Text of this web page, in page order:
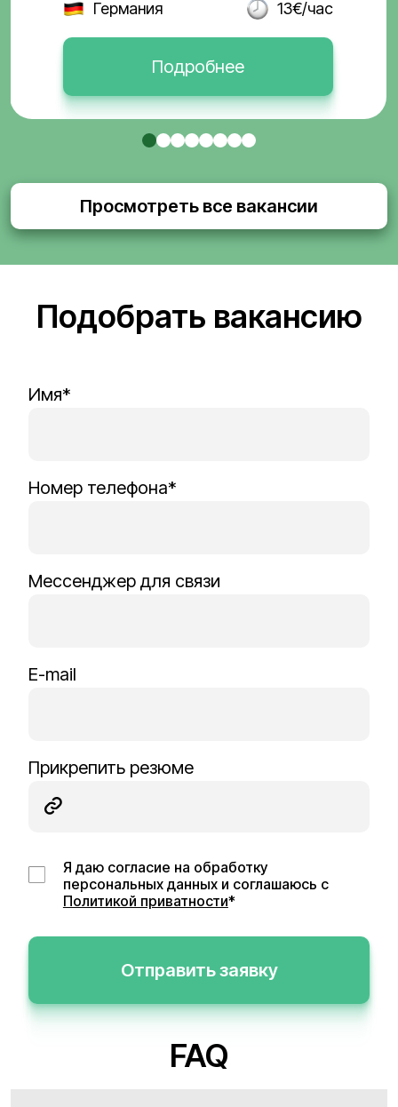
Германия 13€/час
Подробнее
Просмотреть все вакансии
Подобрать вакансию
Имя*
Номер телефона*
Мессенджер для связи
E-mail
Прикрепить резюме
Я даю согласие на обработку
персональных данных и соглашаюсь с
Политикой приватности*
Отправить заявку
FAQ